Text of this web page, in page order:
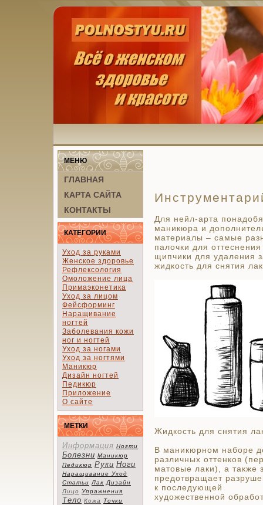
МЕНЮ
ГЛАВНАЯ
КАРТА САЙТА
КОНТАКТЫ
КАТЕГОРИИ
Уход за руками
Женское здоровье
Рефлексология
Омоложение лица
Примаэконетика
Уход за лицом
Фейсформинг
Наращивание
ногтей
Заболевания кожи
ног и ногтей
Уход за ногами
Уход за ногтями
Маникюр
Дизайн ногтей
Педикюр
Приложение
О сайте
МЕТКИ
Информация Ногти
Болезни Маникюр
Педикюр Руки Ноги
Наращивание Уход
Статьи Лак Дизайн
Лицо Упражнения
Тело Кожа
Точки
Для нейл-арта
маникюра и
материалы – самые
палочки для
щипчики для удаления
жидкость для снятия
Жидкость для снятия
В маникюрном наборе
различных оттенков
матовые лаки), а также
предотвращает
к последующей
художественной